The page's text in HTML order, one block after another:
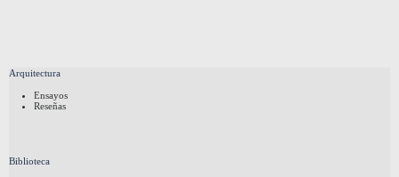
Arquitectura
Ensayos
Reseñas
Biblioteca